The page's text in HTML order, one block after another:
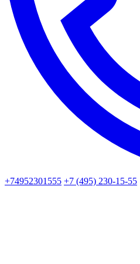
+74952301555 +7 (495) 230-15-55